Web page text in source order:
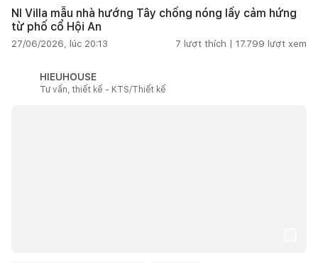
NI Villa mẫu nhà hướng Tây chống nóng lấy cảm hứng
từ phố cổ Hội An
27/06/2026, lúc 20:13 7 lượt thích | 17.799 lượt xem
HIEUHOUSE
Tư vấn, thiết kế - KTS/Thiết kế